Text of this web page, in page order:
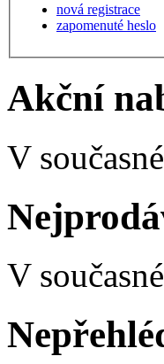
nová registrace
zapomenuté heslo
Akční
V
V